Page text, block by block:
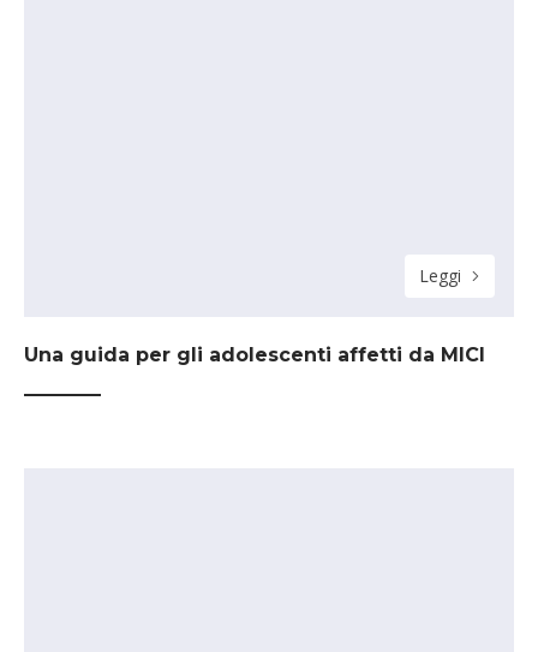
Leggi
Una guida per gli adolescenti affetti da MICI